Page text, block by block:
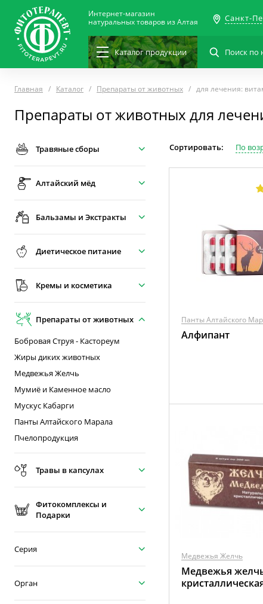
Интернет-магазин
натуральных товаров из Алтая
Санкт-
Каталогпродукции
Главная Каталог Препараты от животных для лечения:
Препараты от животных для
Травяные сборы
Алтайский мёд
Бальзамы и Экстракты
Диетическое питание
Кремы и косметика
Препараты от животных
Бобровая Струя - Кастореум
Жиры диких животных
Медвежья Желчь
Мумиё и Каменное масло
Мускус Кабарги
Панты Алтайского Марала
Пчелопродукция
Травы в капсулах
Фитокомплексы и
Подарки
Серия
Орган
Сортировать: По
Панты Алтайского
Алфипант
Медвежья Желчь
Медвежья